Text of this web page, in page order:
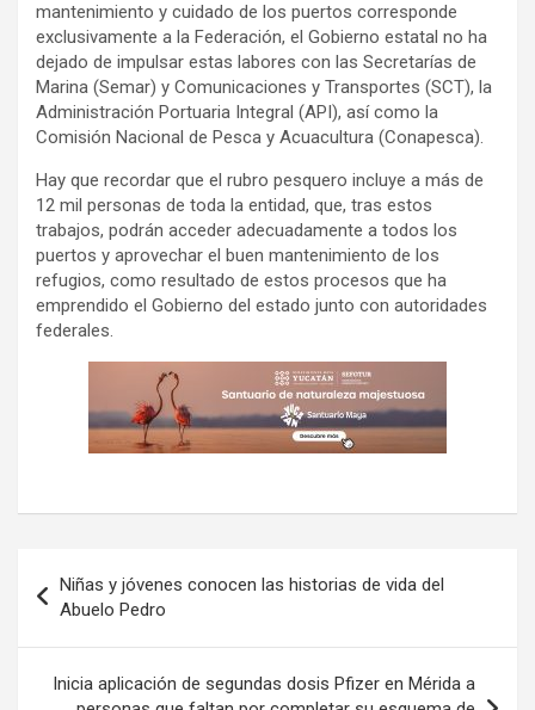
mantenimiento y cuidado de los puertos corresponde
exclusivamente a la Federación, el Gobierno estatal no ha
dejado de impulsar estas labores con las Secretarías de
Marina (Semar) y Comunicaciones y Transportes (SCT), la
Administración Portuaria Integral (API), así como la
Comisión Nacional de Pesca y Acuacultura (Conapesca).
Hay que recordar que el rubro pesquero incluye a más de
12 mil personas de toda la entidad, que, tras estos
trabajos, podrán acceder adecuadamente a todos los
puertos y aprovechar el buen mantenimiento de los
refugios, como resultado de estos procesos que ha
emprendido el Gobierno del estado junto con autoridades
federales.
de
entradas
Niñas y jóvenes conocen las historias de vida del
Abuelo Pedro
Inicia aplicación de segundas dosis Pfizer en Mérida a